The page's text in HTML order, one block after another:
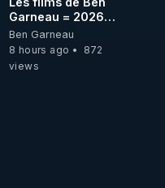
Garneau = 2026-
08-08
Ben Garneau
8 hours ago
872
views